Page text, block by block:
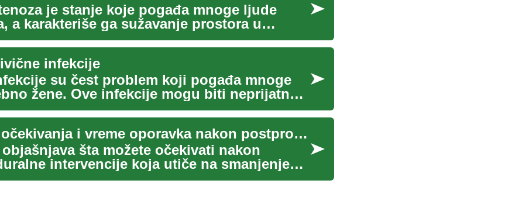
je stanje koje pogađa mnoge ljude
a karakteriše ga sužavanje prostora u
...
infekcije
su čest problem koji pogađa mnoge
žene. Ove infekcije mogu biti neprijatne i
Vodič kroz očekivanja i vreme oporavka nakon postproceduralne intervencije
šta možete očekivati nakon
intervencije koja utiče na smanjenje
i ...